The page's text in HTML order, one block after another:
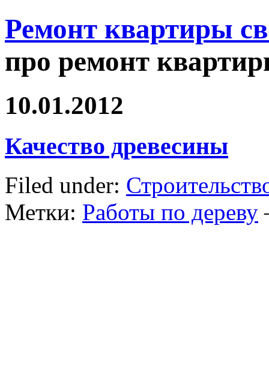
Ремонт квартиры
про ремонт
10.01.2012
Качество древесины
Filed under:
Метки: Работы по дереву